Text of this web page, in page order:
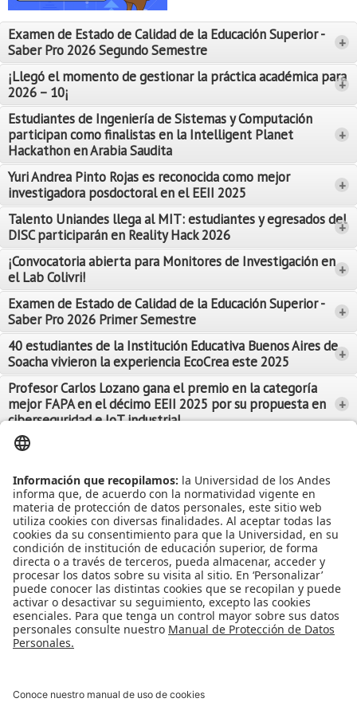
Examen de Estado de Calidad de la Educación Superior -
Saber Pro 2026 Segundo Semestre
+
Leer Más
¡Llegó el momento de gestionar la práctica académica para
2026 – 10¡
+
Leer Más
Estudiantes de Ingeniería de Sistemas y Computación
participan como finalistas en la Intelligent Planet
Hackathon en Arabia Saudita
+
Leer Más
Yuri Andrea Pinto Rojas es reconocida como mejor
investigadora posdoctoral en el EEII 2025
+
Leer Más
Talento Uniandes llega al MIT: estudiantes y egresados del
DISC participarán en Reality Hack 2026
+
Leer Más
¡Convocatoria abierta para Monitores de Investigación en
el Lab Colivri!
+
Leer Más
Examen de Estado de Calidad de la Educación Superior -
Saber Pro 2026 Primer Semestre
+
Leer Más
40 estudiantes de la Institución Educativa Buenos Aires de
Soacha vivieron la experiencia EcoCrea este 2025
+
Leer Más
Profesor Carlos Lozano gana el premio en la categoría
mejor FAPA en el décimo EEII 2025 por su propuesta en
ciberseguridad e IoT industrial
+
Leer Más
Ver más Noticias...
Ver más Eventos...
Apoyo Financiero
Reconocimiento como Universidad: Decreto 1297 del 30 de mayo de
Proyecto de grado
Reingreso
Reintegro
Retiro voluntario
Transferencia
Tarifas
Grado